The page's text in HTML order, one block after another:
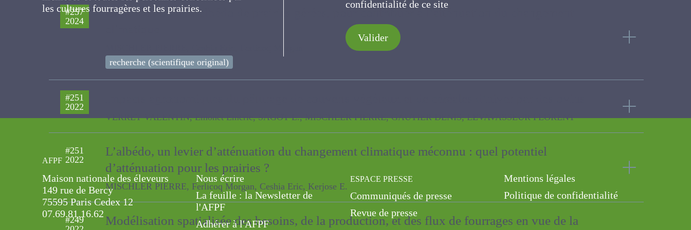
#257
2024
Contribution de l’albédo de prairies gérées, pour contribuer à l’atténuation du changement
recherche (scientifique original)
#251
2022
ovins
VERRET VALENTIN, Emonet Emeric, SAGOT L., MISCHLER PIERRE, GAUTIER DENIS, LEVAVASSEUR FLORENT
2022
L’albédo, un levier d’atténuation du changement climatique méconnu : quel potentiel
d’atténuation pour les prairies ?
MISCHLER PIERRE, Ferlicoq Morgan, Ceshia Eric, Kerjose E.
personnes concernées par les cultures
fourragères et les prairies.
de confidentialité de ce site
Valider
AFPF
Maison nationale des éleveurs
149 rue de Bercy
75595 Paris Cedex 12
07.69.81.16.62
Nous écrire
La feuille : la Newsletter de
l'AFPF
Adhérer à l'AFPF
ESPACE PRESSE
Communiqués de presse
Revue de presse
Mentions légales
Politique de confidentialité